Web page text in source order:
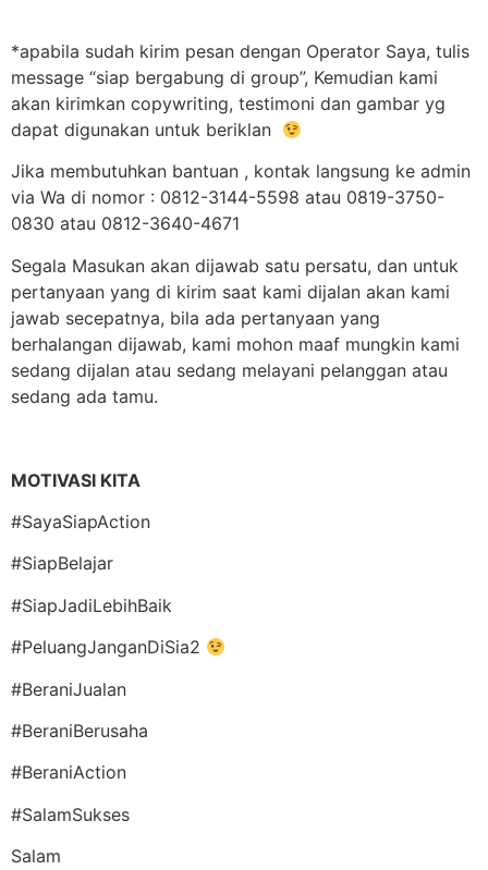
*apabila sudah kirim pesan dengan Operator Saya, tulis
message “siap bergabung di group”, Kemudian kami
akan kirimkan copywriting, testimoni dan gambar yg
dapat digunakan untuk beriklan
Jika membutuhkan bantuan , kontak langsung ke admin
via Wa di nomor : 0812-3144-5598 atau 0819-3750-
0830 atau 0812-3640-4671
Segala Masukan akan dijawab satu persatu, dan untuk
pertanyaan yang di kirim saat kami dijalan akan kami
jawab secepatnya, bila ada pertanyaan yang
berhalangan dijawab, kami mohon maaf mungkin kami
sedang dijalan atau sedang melayani pelanggan atau
sedang ada tamu.
MOTIVASI KITA
#SayaSiapAction
#SiapBelajar
#SiapJadiLebihBaik
#PeluangJanganDiSia2
#BeraniJualan
#BeraniBerusaha
#BeraniAction
#SalamSukses
Salam